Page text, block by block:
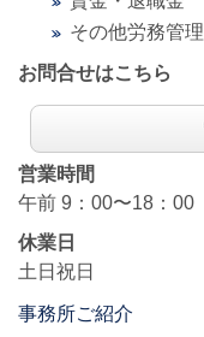
その他労務管理
お問合せはこちら
営業時間
午前 9：00〜18：00
休業日
土日祝日
事務所ご紹介